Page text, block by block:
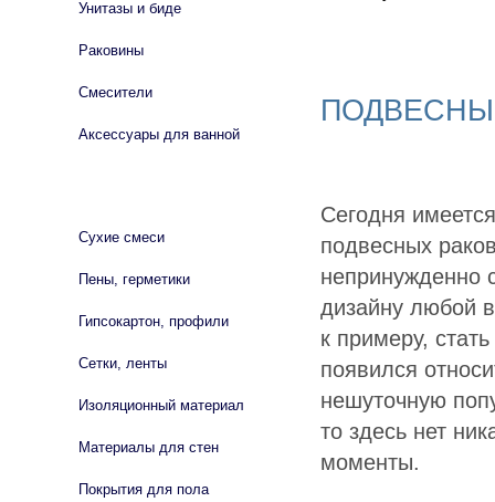
Сегодня
подвесных
непринужденно
дизайну любой
к примеру,
появился
нешуточную
то здесь нет
моменты.
Унитазы и биде
Раковины
Смесители
Аксессуары для ванной
Сухие смеси
Пены, герметики
Гипсокартон, профили
Сетки, ленты
Изоляционный материал
Материалы для стен
Покрытия для пола